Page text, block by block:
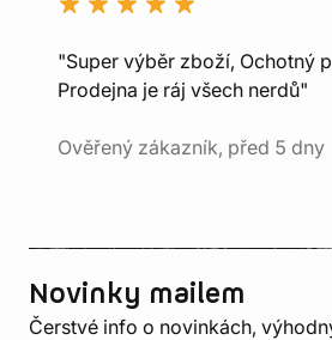
"Super výběr zboží, Ochotný
Prodejna je ráj všech nerdů"
Ověřený zákazník, před 5 dny
Novinky mailem
Čerstvé info o novinkách,